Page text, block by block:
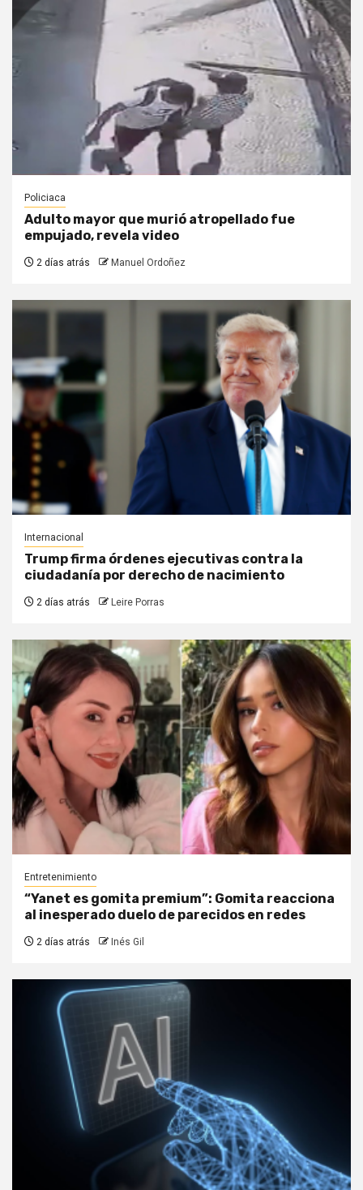
Policiaca
Adulto mayor que murió atropellado fue
empujado, revela video
2 días atrás Manuel Ordoñez
Internacional
Trump firma órdenes ejecutivas contra la
ciudadanía por derecho de nacimiento
2 días atrás Leire Porras
Entretenimiento
“Yanet es gomita premium”: Gomita reacciona
al inesperado duelo de parecidos en redes
2 días atrás Inés Gil